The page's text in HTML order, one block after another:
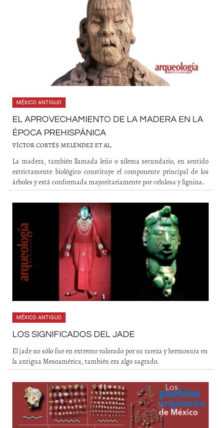
MÉXICO ANTIGUO
EL APROVECHAMIENTO DE LA MADERA EN LA
ÉPOCA PREHISPÁNICA
VÍCTOR CORTÉS MELÉNDEZ ET AL.
La madera, también llamada leño o xilema secundario, en sentido
estrictamente biológico constituye el componente principal de los
árboles y está conformada mayoritariamente por celulosa y lignina.
MÉXICO ANTIGUO
LOS SIGNIFICADOS DEL JADE
El jade no sólo fue en extremo valorado por su rareza y hermosura en
la antigua Mesoamérica, también era algo sagrado.